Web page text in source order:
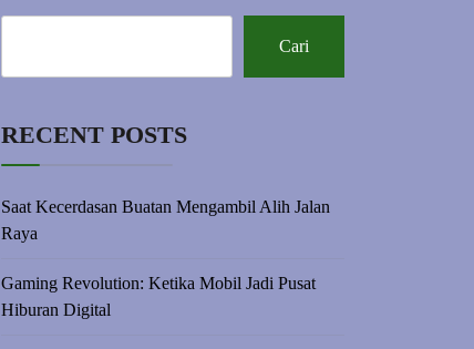
Cari
RECENT POSTS
Saat Kecerdasan Buatan Mengambil Alih Jalan
Raya
Gaming Revolution: Ketika Mobil Jadi Pusat
Hiburan Digital